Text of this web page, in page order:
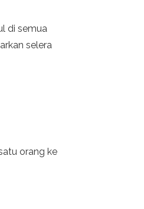
di semua
selera
orang ke